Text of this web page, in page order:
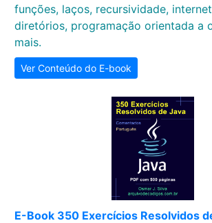
funções, laços, recursividade,
diretórios, programação orientada a
mais.
Ver Conteúdo do E-book
E-Book 350 Exercícios Resolvidos